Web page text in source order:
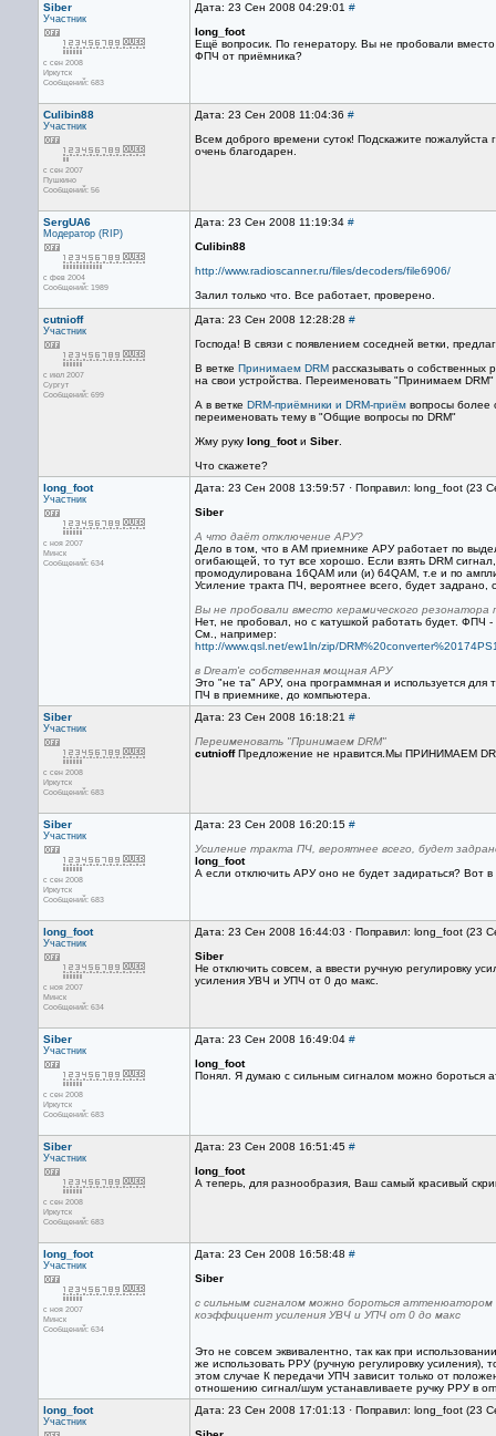
Siber
Участник
с сен 2008
Иркутск
Сообщений: 683
Дата: 23 Сен 2008 04:29:01 #
long_foot
Ещё вопросик. По генератору. Вы не пробовали
ФПЧ от приёмника?
Culibin88
Участник
с сен 2007
Пушкино
Сообщений: 56
Дата: 23 Сен 2008 11:04:36 #
Всем доброго времени суток! Подскажите пожалуйста
очень благодарен.
SergUA6
Модератор (RIP)
с фев 2004
Сообщений: 1989
Дата: 23 Сен 2008 11:19:34 #
Culibin88
http://www.radioscanner.ru/files/decoders/file6906/
Залил только что. Все работает, проверено.
cutnioff
Участник
с июл 2007
Сургут
Сообщений: 699
Дата: 23 Сен 2008 12:28:28 #
Господа! В связи с появлением соседней ветки,
В ветке Принимаем DRM рассказывать о собственных
на свои устройства. Переименовать "Принимаем
А в ветке DRM-приёмники и DRM-приём вопросы более
переименовать тему в "Общие вопросы по DRM"
Жму руку long_footи Siber
Что скажете?
long_foot
Участник
с ноя 2007
Минск
Сообщений: 634
Дата: 23 Сен 2008 13:59:57 · Поправил: long_foot (23
Siber
А что даёт отключение АРУ?
Дело в том, что в АМ приемнике АРУ работает по
огибающей, то тут все хорошо. Если взять DRM
промодулирована 16QAM или (и) 64QAM, т.е и по
Усиление тракта ПЧ, вероятнее всего, будет задрано,
Вы не пробовали вместо керамического
Нет, не пробовал, но с катушкой работать будет. ФПЧ
См., например:
http://www.qsl.net/ew1ln/zip/
в Dream'e собственная мощная АРУ
Это "не та" АРУ, она программная и используется для
ПЧ в приемнике, до компьютера.
Siber
Участник
с сен 2008
Иркутск
Сообщений: 683
Дата: 23 Сен 2008 16:18:21 #
Переименовать "Принимаем DRM"
cutnioffПредложение не нравится.Мы ПРИНИМАЕМ
Siber
Участник
с сен 2008
Иркутск
Сообщений: 683
Дата: 23 Сен 2008 16:20:15 #
Усиление тракта ПЧ, вероятнее всего, будет
long_foot
А если отключить АРУ оно не будет задираться? Вот
long_foot
Участник
с ноя 2007
Минск
Сообщений: 634
Дата: 23 Сен 2008 16:44:03 · Поправил: long_foot (23
Siber
Не отключить совсем, а ввести ручную регулировку
усиления УВЧ и УПЧ от 0 до макс.
Siber
Участник
с сен 2008
Иркутск
Сообщений: 683
Дата: 23 Сен 2008 16:49:04 #
long_foot
Понял. Я думаю с сильным сигналом можно бороться
Siber
Участник
с сен 2008
Иркутск
Сообщений: 683
Дата: 23 Сен 2008 16:51:45 #
long_foot
А теперь, для разнообразия, Ваш самый красивый
long_foot
Участник
с ноя 2007
Минск
Сообщений: 634
Дата: 23 Сен 2008 16:58:48 #
Siber
с сильным сигналом можно бороться
коэффициент усиления УВЧ и УПЧ от 0 до макс
Это не совсем эквивалентно, так как при
же использовать РРУ (ручную регулировку
этом случае К передачи УПЧ зависит только от
отношению сигнал/шум устанавливаете ручку РРУ в
long_foot
Участник
Дата: 23 Сен 2008 17:01:13 · Поправил: long_foot (23